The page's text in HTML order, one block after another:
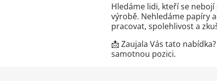
Hledáme lidi, kteří se
výrobě. Nehledáme papíry
pracovat, spolehlivost a
📩 Zaujala Vás tato
samotnou pozici.